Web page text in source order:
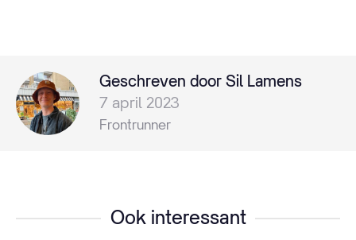
Geschreven door Sil Lamens
7 april 2023
Frontrunner
Ook interessant